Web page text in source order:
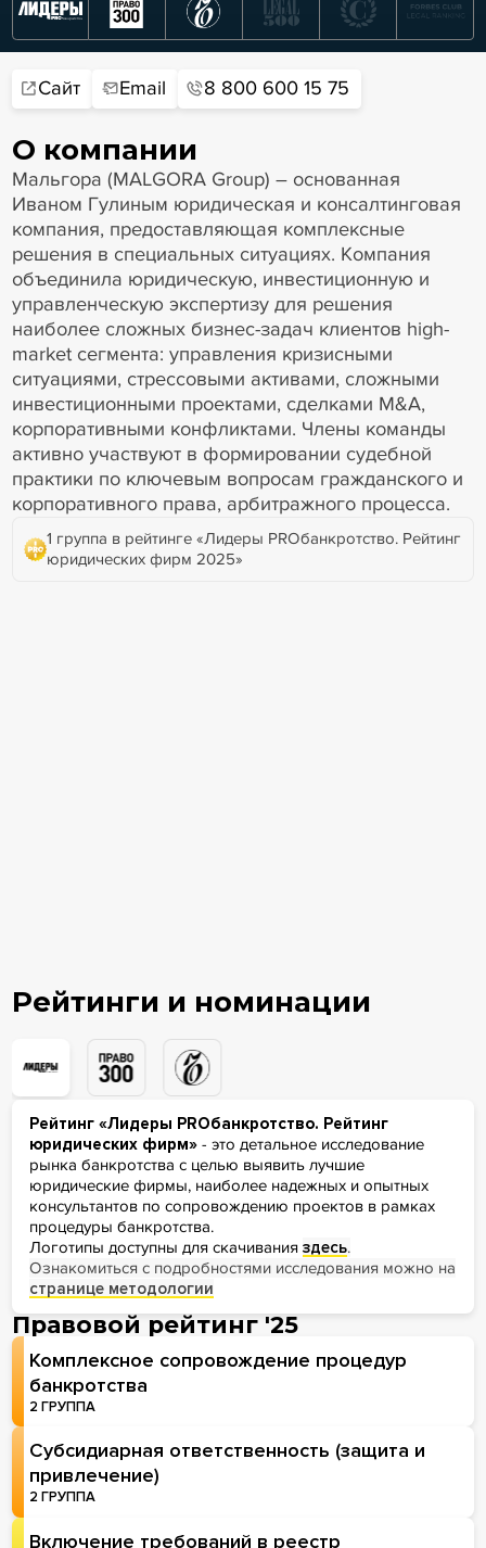
Сайт Email 8 800 600 15 75
О компании
Мальгора (MALGORA Group) – основанная
Иваном Гулиным юридическая и консалтинговая
компания, предоставляющая комплексные
решения в специальных ситуациях. Компания
объединила юридическую, инвестиционную и
управленческую экспертизу для решения
наиболее сложных бизнес-задач клиентов high-
market сегмента: управления кризисными
ситуациями, стрессовыми активами, сложными
инвестиционными проектами, сделками М&A,
корпоративными конфликтами. Члены команды
активно участвуют в формировании судебной
практики по ключевым вопросам гражданского и
корпоративного права, арбитражного процесса.
1 группа в рейтинге «Лидеры PROбанкротство. Рейтинг
юридических фирм 2025»
Рейтинги и номинации
Рейтинг «Лидеры PROбанкротство. Рейтинг
юридических фирм»- это детальное исследование
рынка банкротства с целью выявить лучшие
юридические фирмы, наиболее надежных и опытных
консультантов по сопровождению проектов в рамках
процедуры банкротства.
Логотипы доступны для скачивания здесь.
Ознакомиться с подробностями исследования можно на
странице методологии
Правовой рейтинг '25
Комплексное сопровождение процедур
банкротства
2 ГРУППА
Субсидиарная ответственность (защита и
привлечение)
2 ГРУППА
Включение требований в реестр